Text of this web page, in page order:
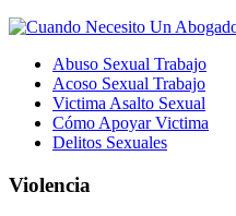
Abuso Sexual Trabajo
Acoso Sexual Trabajo
Victima Asalto Sexual
Cómo Apoyar Victima
Delitos Sexuales
Violencia